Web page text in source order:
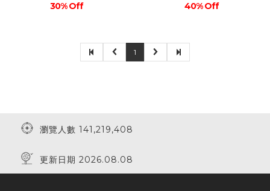
30% Off 40% Off
1
瀏覽人數 141,219,408
更新日期 2026.08.08